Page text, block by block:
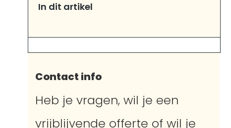
In dit artikel
Contact info
Heb je vragen, wil je een
vrijblijvende offerte of wil je